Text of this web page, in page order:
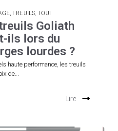
,TREUILS,TOUT
Goliath
ils lors du
lourdes ?
haute performance, les treuils
de...
Lire